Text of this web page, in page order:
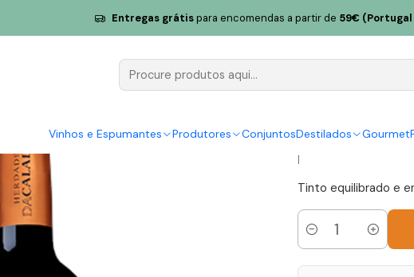
Vinhos e Espumantes Produtores ConjuntosDestilados Gourmet
Entregas grátispara encomendas a partir de 59€
Herdade da Calada Touriga Nacional + Syrah 2017 Alentejo Tinto 75cl
Tinto
|
Tinto equilibrado e
Quantidade